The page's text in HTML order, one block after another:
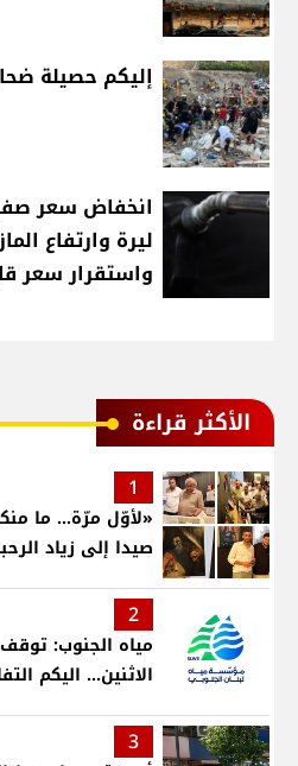
إليكم حصيلة ضحايا
واستقرار سعر
الأكثر قراءة
1
«لأوّل مرّة… ما
صيدا إلى زياد
2
مياه الجنوب:
الاثنين... اليكم
3